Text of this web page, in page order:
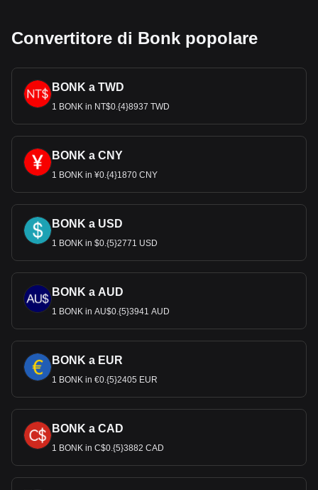
Convertitore di Bonk popolare
BONK a TWD
1 BONK in NT$0.{4}8937 TWD
BONK a CNY
1 BONK in ¥0.{4}1870 CNY
BONK a USD
1 BONK in $0.{5}2771 USD
BONK a AUD
1 BONK in AU$0.{5}3941 AUD
BONK a EUR
1 BONK in €0.{5}2405 EUR
BONK a CAD
1 BONK in C$0.{5}3882 CAD